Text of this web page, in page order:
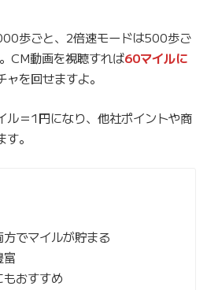
歩ごと、2倍速モードは500歩ご
CM動画を視聴すれば60マイルに
を回せますよ。
＝1円になり、他社ポイントや商
。
でマイルが貯まる
富
おすすめ